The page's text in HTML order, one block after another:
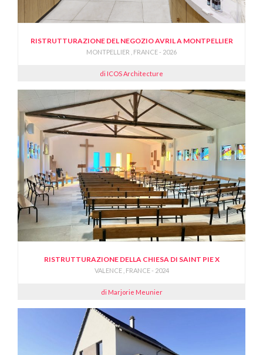
RISTRUTTURAZIONE DEL NEGOZIO AVRIL A MONTPELLIER
MONTPELLIER , FRANCE - 2026
di ICOS Architecture
RISTRUTTURAZIONE DELLA CHIESA DI SAINT PIE X
VALENCE , FRANCE - 2024
di Marjorie Meunier